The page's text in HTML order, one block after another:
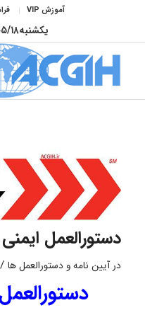
آموزش VIP
یکشنبه
دستورالعمل
درآیین نامه و دستورالعمل ها /